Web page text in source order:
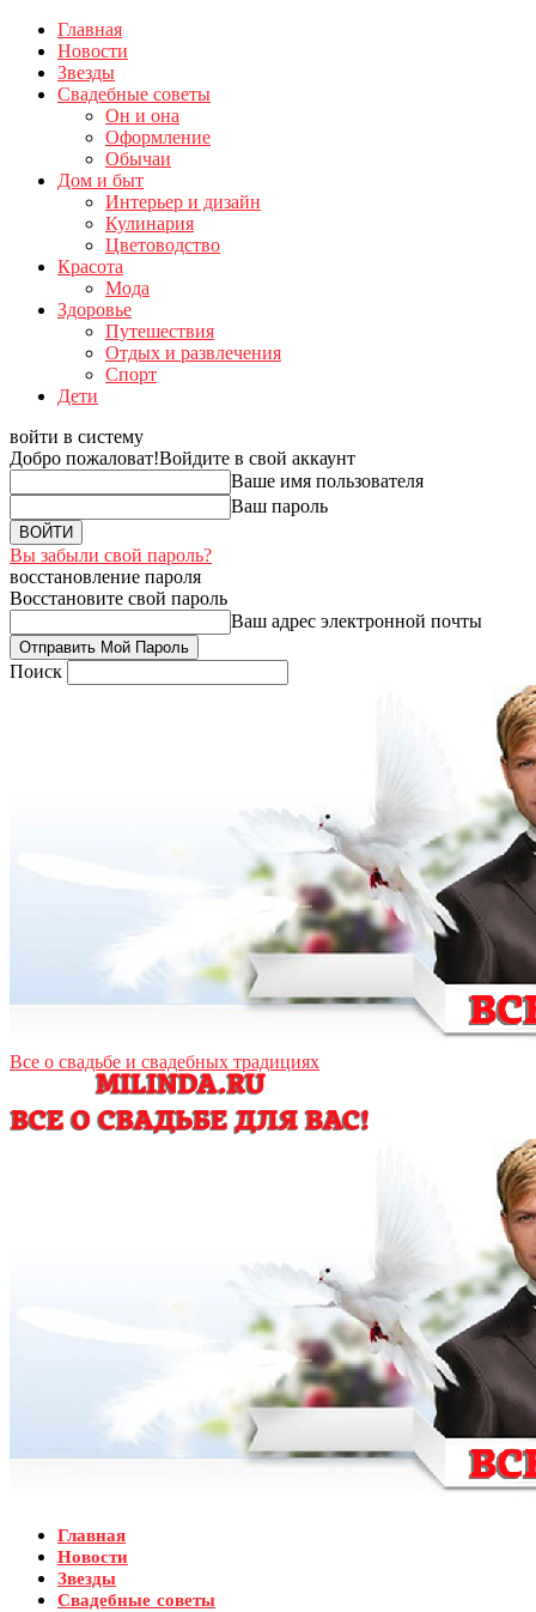
Главная
Новости
Звезды
Свадебные советы
Он и она
Оформление
Обычаи
Дом и быт
Интерьер и дизайн
Кулинария
Цветоводство
Красота
Мода
Здоровье
Путешествия
Отдых и развлечения
Спорт
Дети
войти в систему
Добро пожаловат!Войдите в свой аккаунт
Ваше имя пользователя
Ваш пароль
Вы забыли свой пароль?
восстановление пароля
Восстановите свой пароль
Ваш адрес электронной почты
Поиск
Все о свадьбе и свадебных традициях
Главная
Новости
Звезды
Свадебные советы